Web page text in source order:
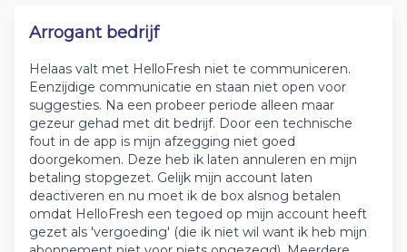
Arrogant bedrijf
Helaas valt met HelloFresh niet te communiceren.
Eenzijdige communicatie en staan niet open voor
suggesties. Na een probeer periode alleen maar
gezeur gehad met dit bedrijf. Door een technische
fout in de app is mijn afzegging niet goed
doorgekomen. Deze heb ik laten annuleren en mijn
betaling stopgezet. Gelijk mijn account laten
deactiveren en nu moet ik de box alsnog betalen
omdat HelloFresh een tegoed op mijn account heeft
gezet als 'vergoeding' (die ik niet wil want ik heb mijn